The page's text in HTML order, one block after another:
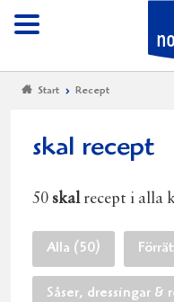
Meny
Start Recept
skal recept
50 skalrecept i alla
Alla (50)
Såser, dressingar &